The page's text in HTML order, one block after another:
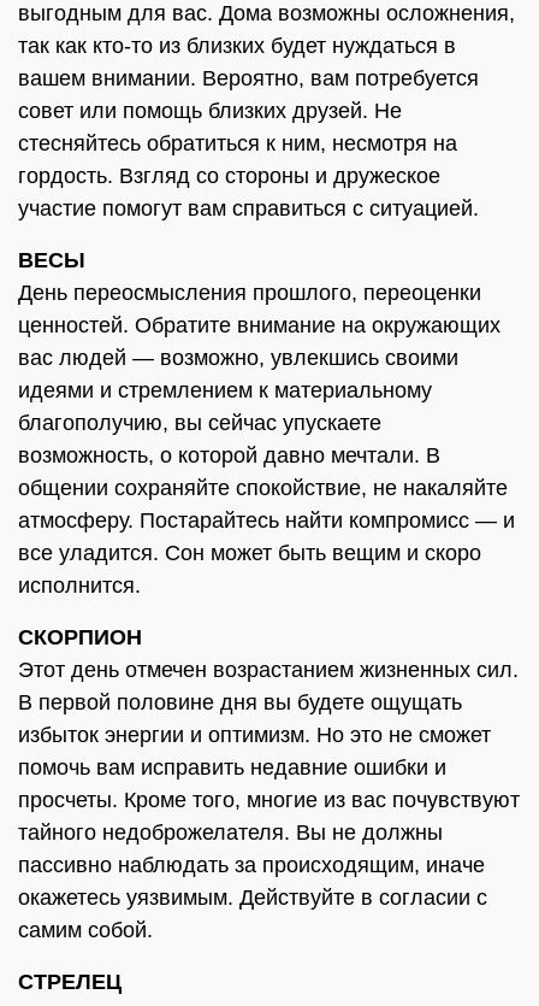
выгодным для вас. Дома возможны осложнения,
так как кто-то из близких будет нуждаться в
вашем внимании. Вероятно, вам потребуется
совет или помощь близких друзей. Не
стесняйтесь обратиться к ним, несмотря на
гордость. Взгляд со стороны и дружеское
участие помогут вам справиться с ситуацией.
ВЕСЫ
День переосмысления прошлого, переоценки
ценностей. Обратите внимание на окружающих
вас людей — возможно, увлекшись своими
идеями и стремлением к материальному
благополучию, вы сейчас упускаете
возможность, о которой давно мечтали. В
общении сохраняйте спокойствие, не накаляйте
атмосферу. Постарайтесь найти компромисс — и
все уладится. Сон может быть вещим и скоро
исполнится.
СКОРПИОН
Этот день отмечен возрастанием жизненных сил.
В первой половине дня вы будете ощущать
избыток энергии и оптимизм. Но это не сможет
помочь вам исправить недавние ошибки и
просчеты. Кроме того, многие из вас почувствуют
тайного недоброжелателя. Вы не должны
пассивно наблюдать за происходящим, иначе
окажетесь уязвимым. Действуйте в согласии с
самим собой.
СТРЕЛЕЦ